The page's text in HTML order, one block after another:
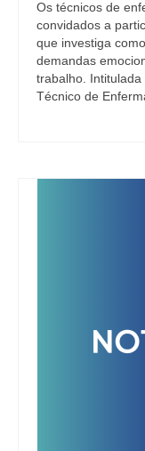
Os técnicos de
convidados a
que investiga
demandas
trabalho. Intitulada
Técnico de